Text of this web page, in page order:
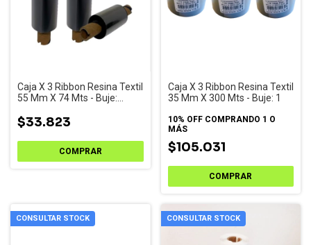
Caja X 3 Ribbon Resina Textil
55 Mm X 74 Mts - Buje:
$33.823
Caja X 3 Ribbon Resina Textil
35 Mm X 300 Mts - Buje: 1
10% OFF COMPRANDO 1 O
MÁS
$105.031
CONSULTAR STOCK CONSULTAR STOCK